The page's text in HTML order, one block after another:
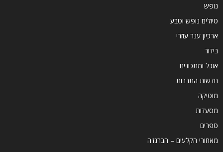
נופש
טיולים נופש וטבע
ארכיון ענר עוזרי
בידור
אוכל ומתכונים
חדשות התרבות
מוסיקה
מסעדות
ספרים
מאחורי הקלעים – הברנז'ה